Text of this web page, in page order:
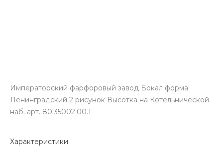
Императорский фарфоровый завод Бокал форма
Ленинградский 2 рисунок Высотка на Котельнической
наб. арт. 80.35002.00.1
Характеристики